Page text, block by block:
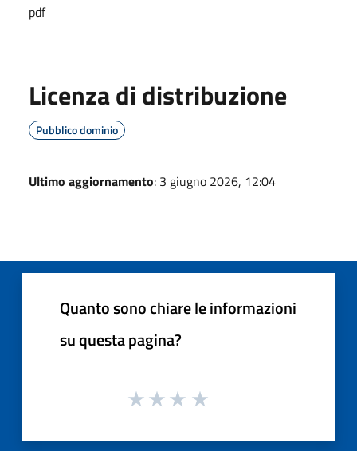
pdf
Licenza di distribuzione
Pubblico dominio
Ultimo aggiornamento: 3 giugno 2026, 12:04
Quanto sono chiare le informazioni
su questa pagina?